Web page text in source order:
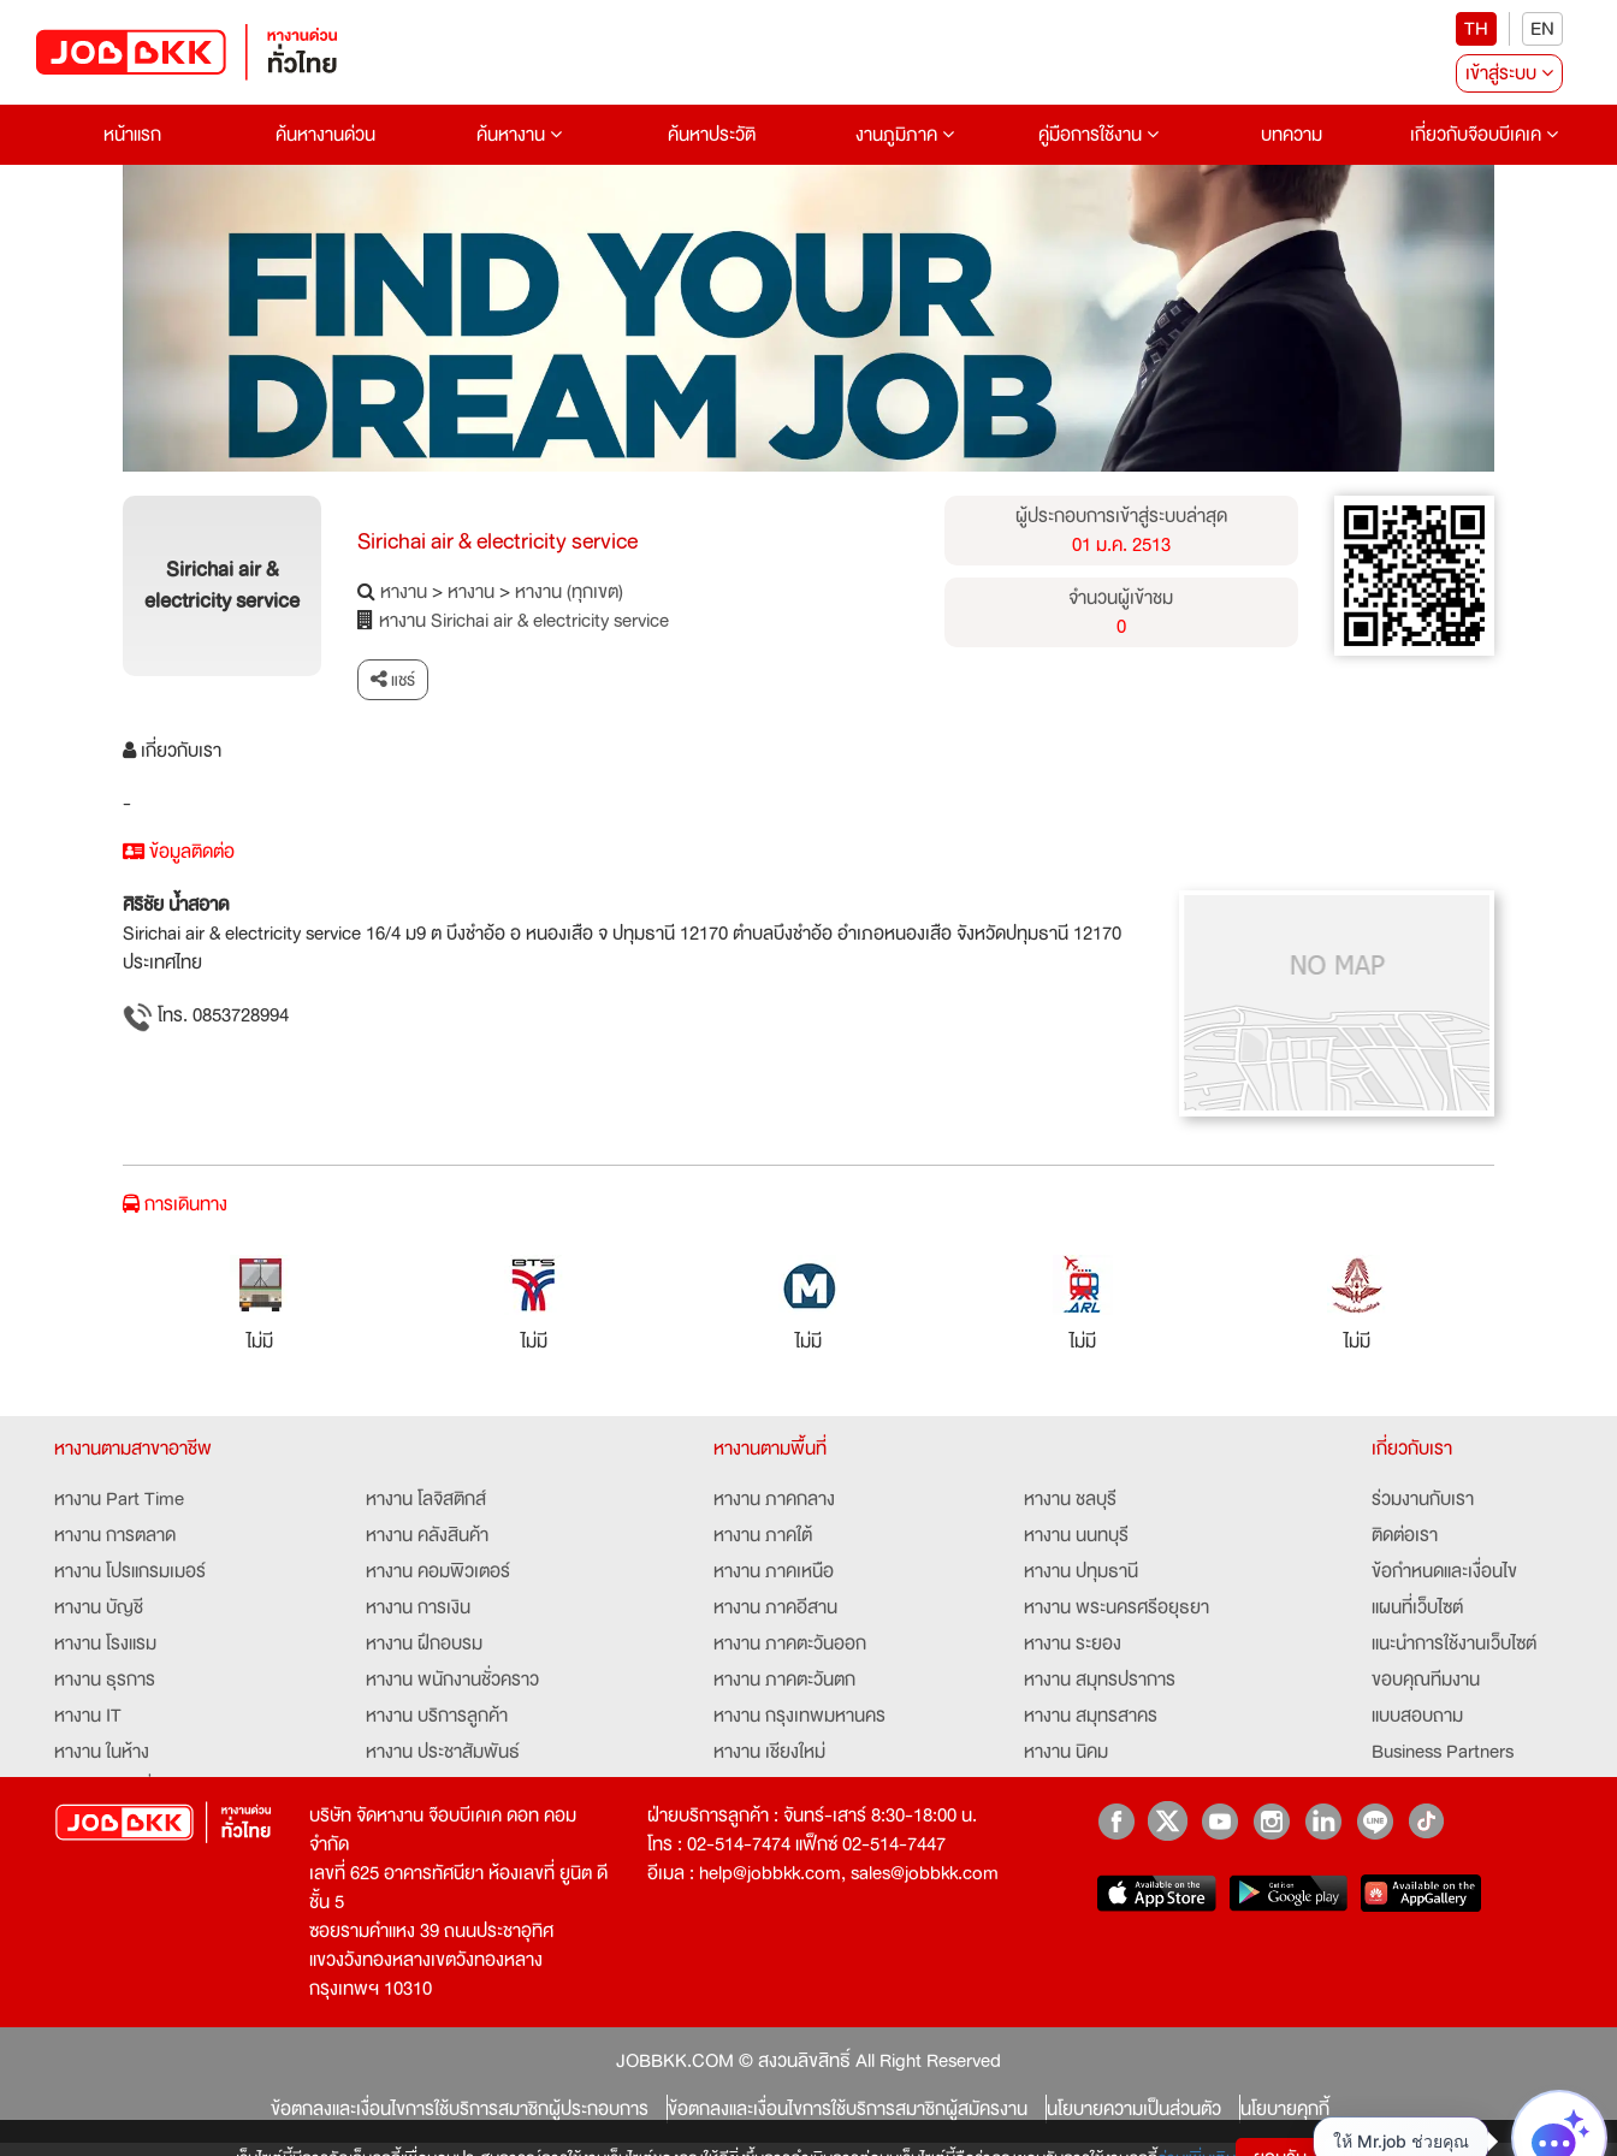
TH
EN
เข้าสู่ระบบ
หน้าแรก
ค้นหางานด่วน ค้นหางาน ค้นหาประวัติ งานภูมิภาค คู่มือการใช้งาน บทความ เกี่ยวกับจ๊อบบีเคเค
Sirichai air &
electricity service
Sirichai air & electricity service
หางาน>หางาน>หางาน (ทุกเขต)
หางาน Sirichai air & electricity service
แชร์
ผู้ประกอบการเข้าสู่ระบบล่าสุด
01 ม.ค. 2513
จำนวนผู้เข้าชม
0
เกี่ยวกับเรา
-
ข้อมูลติดต่อ
ศิริชัย น้ำสอาด
Sirichai air & electricity service 16/4 ม9 ต บึงชำอ้อ อ หนองเสือ จ ปทุมธานี 12170 ตำบลบึงชำอ้อ อำเภอหนองเสือ จังหวัดปทุมธานี 12170
ประเทศไทย
โทร. 0853728994
การเดินทาง
ไม่มี ไม่มี ไม่มี ไม่มี ไม่มี
หางานตามสาขาอาชีพ
หางาน Part Time
หางาน การตลาด
หางาน โปรแกรมเมอร์
หางาน บัญชี
หางาน โรงแรม
หางาน ธุรการ
หางาน IT
หางาน ในห้าง
หางาน ท่องเที่ยว
หางาน จัดซื้อ
หางาน เจ้าหน้าที่รักษาความปลอดภัย
โปรแกรมเมอร์
หางาน โลจิสติกส์
หางาน คลังสินค้า
หางาน คอมพิวเตอร์
หางาน การเงิน
หางาน ฝึกอบรม
หางาน พนักงานชั่วคราว
หางาน บริการลูกค้า
หางาน ประชาสัมพันธ์
หางาน รับโทรศัพท์
หางาน ประสานงาน
หางาน จองตั๋ว
หางาน กุ๊ก
หางาน นักศึกษาฝึกงาน
หางาน Mobile Application
Developer
บริการสรรหาพนักงาน
บริษัทจัดหางาน
หางานตามพื้นที่
หางาน ภาคกลาง
หางาน ภาคใต้
หางาน ภาคเหนือ
หางาน ภาคอีสาน
หางาน ภาคตะวันออก
หางาน ภาคตะวันตก
หางาน กรุงเทพมหานคร
หางาน เชียงใหม่
หางาน ฉะเชิงเทรา
หางาน ชลบุรี
หางาน นนทบุรี
หางาน ปทุมธานี
หางาน พระนครศรีอยุธยา
หางาน ระยอง
หางาน สมุทรปราการ
หางาน สมุทรสาคร
หางาน นิคม
หางานอยุธยา
เกี่ยวกับเรา
ร่วมงานกับเรา
ติดต่อเรา
ข้อกำหนดและเงื่อนไข
แผนที่เว็บไซต์
แนะนำการใช้งานเว็บไซต์
ขอบคุณทีมงาน
แบบสอบถาม
Business Partners
Partner มหาวิทยาลัย
Job Index
job
บริษัท จัดหางาน จ๊อบบีเคเค ดอท คอม
จำกัด
เลขที่ 625 อาคารทัศนียา ห้องเลขที่ ยูนิต ดี
ชั้น 5
ซอยรามคำแหง 39 ถนนประชาอุทิศ
แขวงวังทองหลางเขตวังทองหลาง
กรุงเทพฯ 10310
ฝ่ายบริการลูกค้า : จันทร์-เสาร์ 8:30-18:00 น.
โทร : 02-514-7474 แฟ็กซ์ 02-514-7447
อีเมล : help@jobbkk.com,sales@jobbkk.com
JOBBKK.COM © สงวนลิขสิทธิ์ All Right Reserved
ข้อตกลงและเงื่อนไขการใช้บริการสมาชิกผู้ประกอบการ
ข้อตกลงและเงื่อนไขการใช้บริการสมาชิกผู้สมัครงาน นโยบายความเป็นส่วนตัว
นโยบายคุกกี้